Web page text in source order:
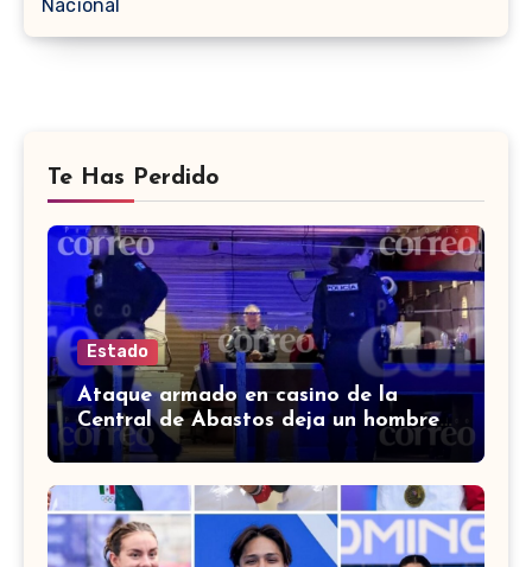
Nacional
Te Has Perdido
Estado
Ataque armado en casino de la
Central de Abastos deja un hombre
muerto en León